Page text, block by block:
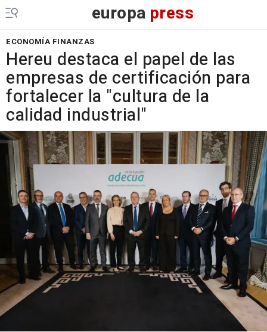
europa press
ECONOMÍA FINANZAS
Hereu destaca el papel de las
empresas de certificación para
fortalecer la "cultura de la
calidad industrial"